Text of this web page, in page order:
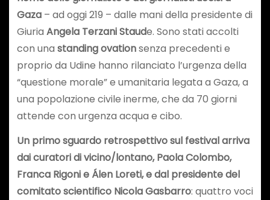
Gaza – ad oggi 219 – dalle mani della presidente di
Giuria Angela Terzani Staude. Sono stati accolti
con una standing ovationsenza precedenti e
proprio da Udine hanno rilanciato l’urgenza della
“questione morale” e umanitaria legata a Gaza, a
una popolazione civile inerme, che da 70 giorni
attende con urgenza acqua e cibo.
Un primo sguardo retrospettivo sul festival arriva
dai curatori di vicino/lontano, Paola Colombo,
Franca Rigoni e Álen Loreti, e dal presidente del
comitato scientifico Nicola Gasbarro: quattro voci